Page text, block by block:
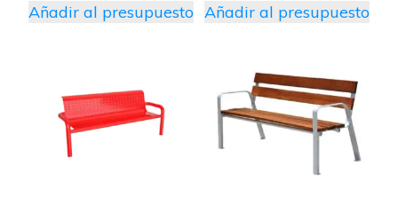
Añadir al presupuesto Añadir al presupuesto